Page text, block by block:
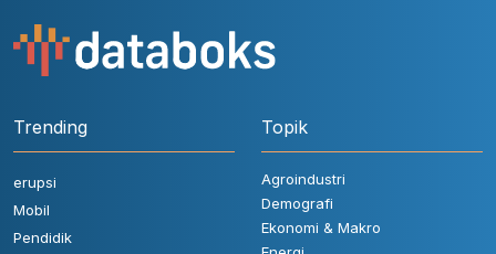
Trending
erupsi
Mobil
Pendidik
Topik
Agroindustri
Demografi
Ekonomi & Makro